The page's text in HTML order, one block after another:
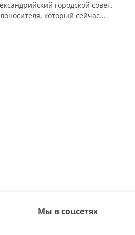
городской совет.
который сейчас
Мы в соцсетях